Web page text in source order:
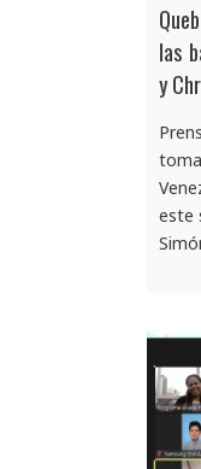
las
y
este